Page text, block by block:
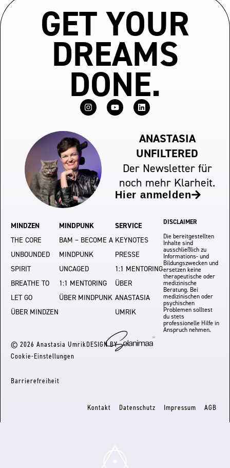
GET YOUR
DREAMS
DONE.
ANASTASIA
UNFILTERED
Der Newsletter für
noch mehr Klarheit.
Hier anmelden
MINDZEN
THE CORE
UNBOUNDED
SPIRIT
BREATHE TO
LET GO
ÜBER MINDZEN
MINDPUNK
BAM – BECOME A
MINDPUNK
UNCAGED
1:1 MENTORING
ÜBER MINDPUNK
SERVICE
KEYNOTES
PRESSE
1:1 MENTORING
ÜBER
ANASTASIA
UMRIK
DISCLAIMER
Die bereitgestellten
Inhalte sind
ausschließlich zu
Informations- und
Bildungszwecken und
ersetzen keine
therapeutische oder
medizinische
Beratung. Bei
medizinischen oder
psychischen
Problemen solltest
du stets
professionelle Hilfe in
Anspruch nehmen.
© 2026 Anastasia UmrikDESIGN BY
Cookie-Einstellungen
Barrierefreiheit
Kontakt Datenschutz Impressum AGB